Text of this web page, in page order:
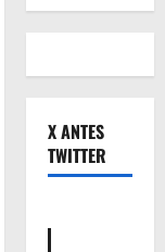
X ANTES
TWITTER